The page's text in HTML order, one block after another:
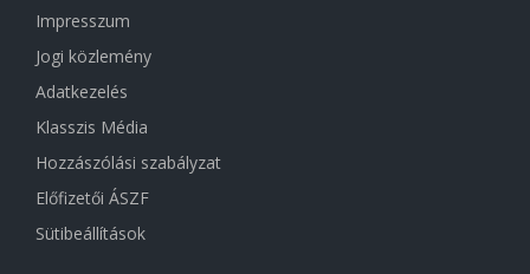
Impresszum
Jogi közlemény
Adatkezelés
Klasszis Média
Hozzászólási szabályzat
Előfizetői ÁSZF
Sütibeállítások